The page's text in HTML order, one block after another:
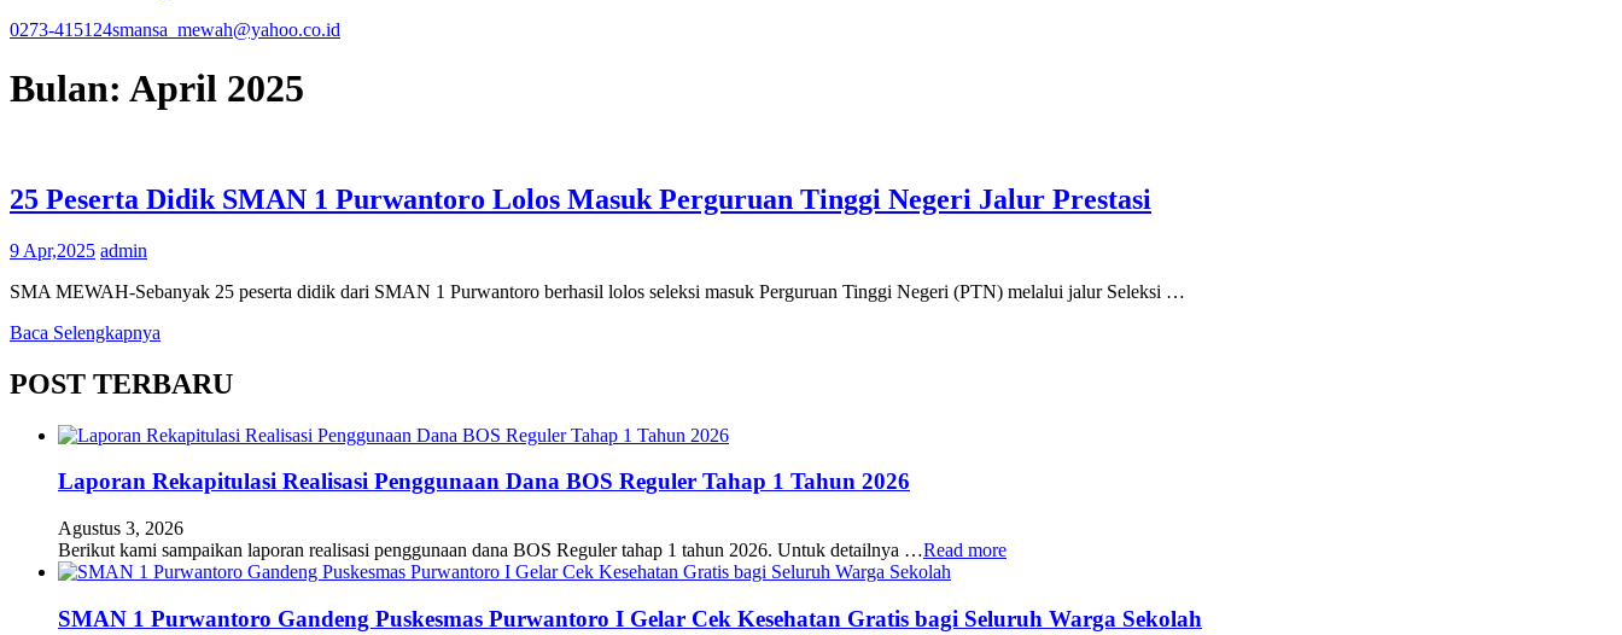
0273-415124smansa_mewah@yahoo.co.id
Bulan: April 2025
25 Peserta Didik SMAN 1 Purwantoro Lolos Masuk Perguruan Tinggi Negeri Jalur Prestasi
9 Apr,2025 admin
SMA MEWAH-Sebanyak 25 peserta didik dari SMAN 1 Purwantoro berhasil lolos seleksi masuk Perguruan Tinggi Negeri (PTN) melalui jalur Seleksi …
Baca Selengkapnya
POST TERBARU
Laporan Rekapitulasi Realisasi Penggunaan Dana BOS Reguler Tahap 1 Tahun 2026
Agustus 3, 2026
Berikut kami sampaikan laporan realisasi penggunaan dana BOS Reguler tahap 1 tahun 2026. Untuk detailnya …Read more
SMAN 1 Purwantoro Gandeng Puskesmas Purwantoro I Gelar Cek Kesehatan Gratis bagi Seluruh Warga Sekolah